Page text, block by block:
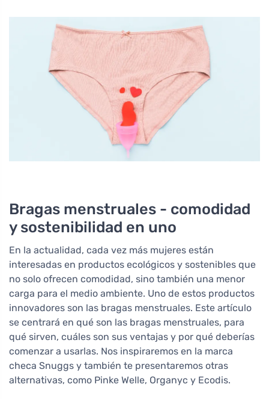
Bragas menstruales - comodidad
y sostenibilidad en uno
En la actualidad, cada vez más mujeres están
interesadas en productos ecológicos y sostenibles que
no solo ofrecen comodidad, sino también una menor
carga para el medio ambiente. Uno de estos productos
innovadores son las bragas menstruales. Este artículo
se centrará en qué son las bragas menstruales, para
qué sirven, cuáles son sus ventajas y por qué deberías
comenzar a usarlas. Nos inspiraremos en la marca
checa Snuggs y también te presentaremos otras
alternativas, como Pinke Welle, Organyc y Ecodis.